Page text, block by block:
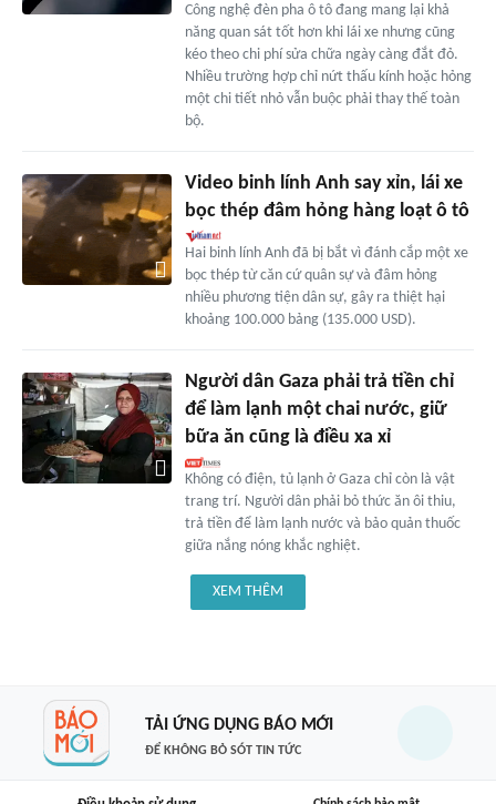
Công nghệ đèn pha ô tô đang mang lại khả
năng quan sát tốt hơn khi lái xe nhưng cũng
kéo theo chi phí sửa chữa ngày càng đắt đỏ.
Nhiều trường hợp chỉ nứt thấu kính hoặc hỏng
một chi tiết nhỏ vẫn buộc phải thay thế toàn
bộ.
Video binh lính Anh say xỉn, lái xe
bọc thép đâm hỏng hàng loạt ô tô
Hai binh lính Anh đã bị bắt vì đánh cắp một xe
bọc thép từ căn cứ quân sự và đâm hỏng
nhiều phương tiện dân sự, gây ra thiệt hại
khoảng 100.000 bảng (135.000 USD).
Người dân Gaza phải trả tiền chỉ
để làm lạnh một chai nước, giữ
bữa ăn cũng là điều xa xỉ
Không có điện, tủ lạnh ở Gaza chỉ còn là vật
trang trí. Người dân phải bỏ thức ăn ôi thiu,
trả tiền để làm lạnh nước và bảo quản thuốc
giữa nắng nóng khắc nghiệt.
XEM THÊM
TẢI ỨNG DỤNG BÁO MỚI
ĐỂ KHÔNG BỎ SÓT TIN TỨC